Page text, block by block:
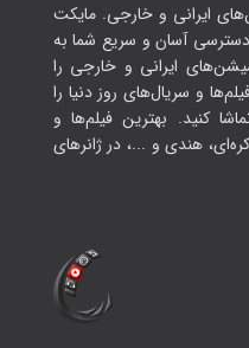
ایرانی و خارجی. مایکت
دسترسی آسان و سریع شما به
ایرانی و خارجی را
و سریال‌های روز دنیا را
کنید. بهترین فیلم‌ها و
هندی و ...، در ژانرهای